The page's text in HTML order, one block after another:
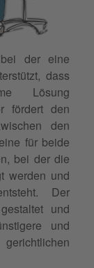
der eine
dass
Lösung
fördert den
den
für beide
bei der die
werden und
Der
gestaltet und
und